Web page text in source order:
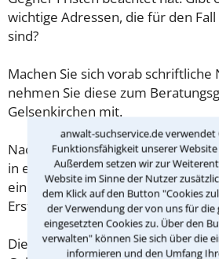
anwalt-suchservice.de verwendet
Funktionsfähigkeit unserer
Außerdem setzen wir zur
Website im Sinne der Nutzer
dem Klick auf den Button "Cookies
der Verwendung der von uns für die
eingesetzten Cookies zu. Über den
verwalten" können Sie sich über die
informieren und den Umfang
wichtige Adressen, die für den
sind?
Machen Sie sich vorab schriftliche
nehmen Sie diese zum
Gelsenkirchen mit.
Nachdem Sie über das
in einer Kanzlei angefordert
eine Checkliste zur Verfügung,
Erstgespräch ausreichend
Die Kosten eines Anwalts für